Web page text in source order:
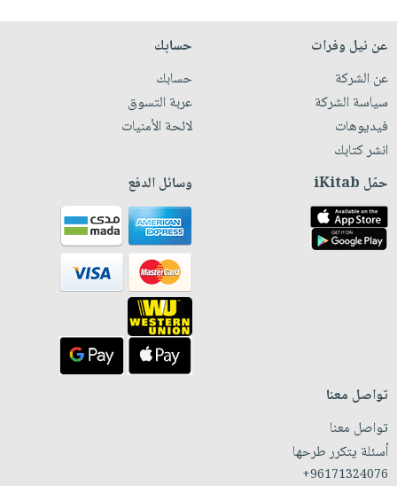
عن نيل وفرات
عن الشركة
سياسة الشركة
فيديوهات
انشر كتابك
حسابك
حسابك
عربة التسوق
لائحة الأمنيات
حمّل iKitab وسائل الدفع
تواصل معنا
تواصل معنا
أسئلة يتكرر طرحها
+96171324076